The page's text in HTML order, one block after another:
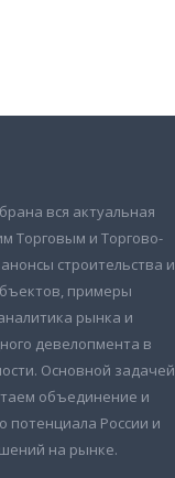
вся актуальная
Торговым и Торгово-
строительства и
примеры
рынка и
девелопмента в
Основной задачей
объединение и
потенциала России и
на рынке.